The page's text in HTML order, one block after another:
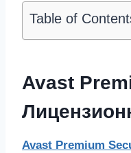
Table of
Avast
Avast Premium